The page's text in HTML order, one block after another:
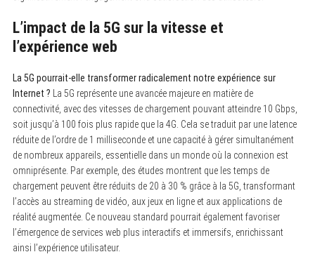
L’impact de la 5G sur la vitesse et
l’expérience web
La 5G pourrait-elle transformer radicalement notre expérience sur
Internet ? La 5G représente une avancée majeure en matière de
connectivité, avec des vitesses de chargement pouvant atteindre 10 Gbps,
soit jusqu’à 100 fois plus rapide que la 4G. Cela se traduit par une latence
réduite de l’ordre de 1 milliseconde et une capacité à gérer simultanément
de nombreux appareils, essentielle dans un monde où la connexion est
omniprésente. Par exemple, des études montrent que les temps de
chargement peuvent être réduits de 20 à 30 % grâce à la 5G, transformant
l’accès au streaming de vidéo, aux jeux en ligne et aux applications de
réalité augmentée. Ce nouveau standard pourrait également favoriser
l’émergence de services web plus interactifs et immersifs, enrichissant
ainsi l’expérience utilisateur.